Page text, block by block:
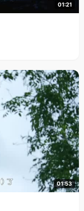
01:21
01:53